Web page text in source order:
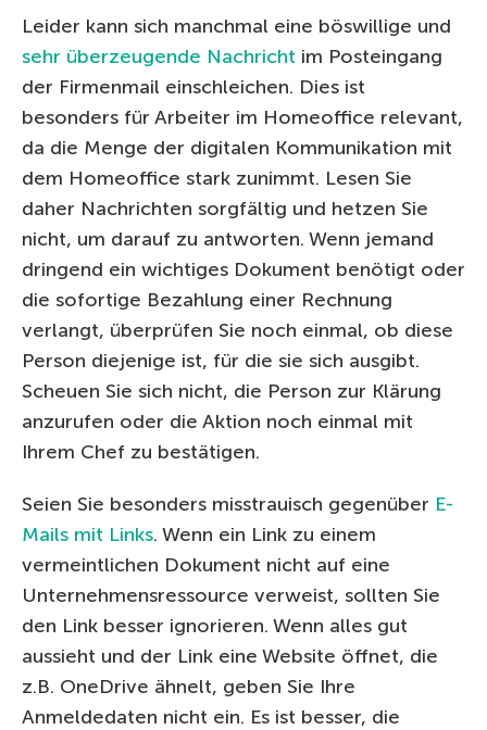
Leider kann sich manchmal eine böswillige und
sehr überzeugende Nachricht im Posteingang
der Firmenmail einschleichen. Dies ist
besonders für Arbeiter im Homeoffice relevant,
da die Menge der digitalen Kommunikation mit
dem Homeoffice stark zunimmt. Lesen Sie
daher Nachrichten sorgfältig und hetzen Sie
nicht, um darauf zu antworten. Wenn jemand
dringend ein wichtiges Dokument benötigt oder
die sofortige Bezahlung einer Rechnung
verlangt, überprüfen Sie noch einmal, ob diese
Person diejenige ist, für die sie sich ausgibt.
Scheuen Sie sich nicht, die Person zur Klärung
anzurufen oder die Aktion noch einmal mit
Ihrem Chef zu bestätigen.
Seien Sie besonders misstrauisch gegenüber E-
Mails mit Links. Wenn ein Link zu einem
vermeintlichen Dokument nicht auf eine
Unternehmensressource verweist, sollten Sie
den Link besser ignorieren. Wenn alles gut
aussieht und der Link eine Website öffnet, die
z.B. OneDrive ähnelt, geben Sie Ihre
Anmeldedaten nicht ein. Es ist besser, die